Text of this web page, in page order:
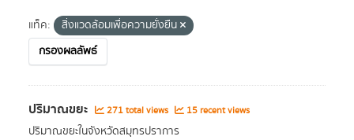
แท็ค:
สิ่งแวดล้อมเพื่อความยั่งยืน
กรองผลลัพธ์
ปริมาณขยะ 271 total views 15 recent views
ปริมาณขยะในจังหวัดสมุทรปราการ